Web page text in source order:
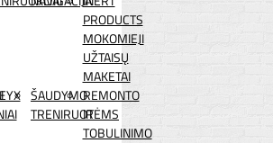
PRODUCTS
MOKOMIEJI
UŽTAISŲ
MAKETAI
ŠAUDYMO
TRENIRUOTĖMS
REMONTO
IR
TOBULINIMO